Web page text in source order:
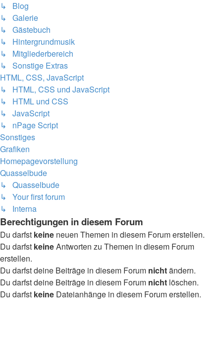
↳ Blog
↳ Galerie
↳ Gästebuch
↳ Hintergrundmusik
↳ Mitgliederbereich
↳ Sonstige Extras
HTML, CSS, JavaScript
↳ HTML, CSS und JavaScript
↳ HTML und CSS
↳ JavaScript
↳ nPage Script
Sonstiges
Grafiken
Homepagevorstellung
Quasselbude
↳ Quasselbude
↳ Your first forum
↳ Interna
Berechtigungen in diesem Forum
Du darfst keine neuen Themen in diesem Forum erstellen.
Du darfst keineAntworten zu Themen in diesem Forum
erstellen.
Du darfst deine Beiträge in diesem Forum nichtändern.
Du darfst deine Beiträge in diesem Forum nicht löschen.
Du darfst keine Dateianhänge in diesem Forum erstellen.